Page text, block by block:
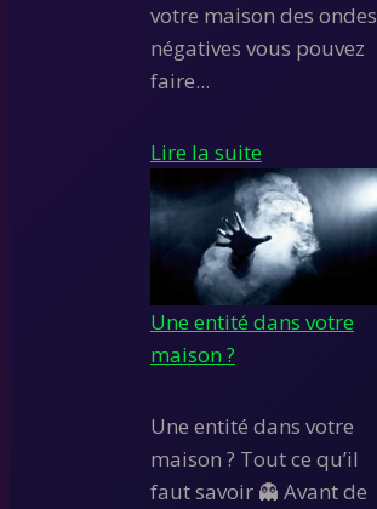
votre maison des ondes
négatives vous pouvez
faire...
Lire la suite
Une entité dans votre
maison ?
Une entité dans votre
maison ? Tout ce qu’il
faut savoir 👻 Avant de